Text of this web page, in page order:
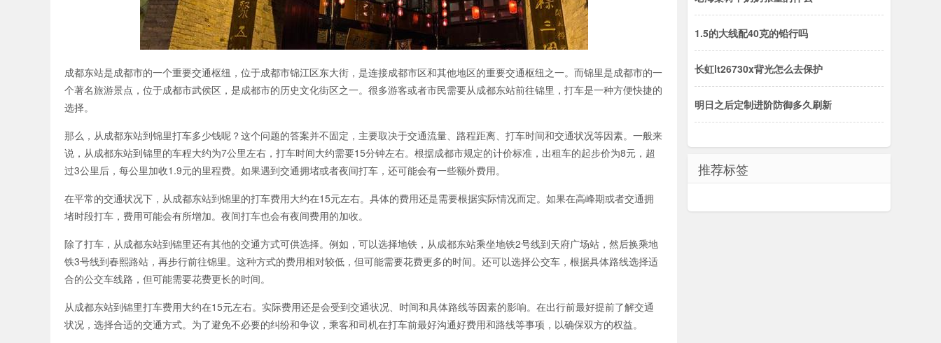
成都东站是成都市的一个重要交通枢纽，位于成都市锦江区东大街，是连接成都市区和其他地区的重要交通枢纽之一。而锦里是成都市的一
个著名旅游景点，位于成都市武侯区，是成都市的历史文化街区之一。很多游客或者市民需要从成都东站前往锦里，打车是一种方便快捷的
选择。
那么，从成都东站到锦里打车多少钱呢？这个问题的答案并不固定，主要取决于交通流量、路程距离、打车时间和交通状况等因素。一般来
说，从成都东站到锦里的车程大约为7公里左右，打车时间大约需要15分钟左右。根据成都市规定的计价标准，出租车的起步价为8元，超
过3公里后，每公里加收1.9元的里程费。如果遇到交通拥堵或者夜间打车，还可能会有一些额外费用。
在平常的交通状况下，从成都东站到锦里的打车费用大约在15元左右。具体的费用还是需要根据实际情况而定。如果在高峰期或者交通拥
堵时段打车，费用可能会有所增加。夜间打车也会有夜间费用的加收。
除了打车，从成都东站到锦里还有其他的交通方式可供选择。例如，可以选择地铁，从成都东站乘坐地铁2号线到天府广场站，然后换乘地
铁3号线到春熙路站，再步行前往锦里。这种方式的费用相对较低，但可能需要花费更多的时间。还可以选择公交车，根据具体路线选择适
合的公交车线路，但可能需要花费更长的时间。
从成都东站到锦里打车费用大约在15元左右。实际费用还是会受到交通状况、时间和具体路线等因素的影响。在出行前最好提前了解交通
状况，选择合适的交通方式。为了避免不必要的纠纷和争议，乘客和司机在打车前最好沟通好费用和路线等事项，以确保双方的权益。
1.5的大线配40克的铅行吗
长虹lt26730x背光怎么去保护
明日之后定制进阶防御多久刷新
推荐标签